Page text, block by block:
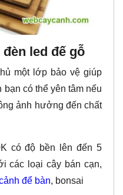
led đế gỗ
một lớp bảo vệ giúp
có thể yên tâm nếu
ảnh hưởng đến chất
có độ bền lên đến 5
các loại cây bán cạn,
để bàn, bonsai